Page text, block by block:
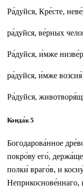
Ра́дуйся, Кре́сте,
ра́дуйся, ве́рных
Ра́дуйся, и́мже
ра́дуйся, и́мже возсия́
Ра́дуйся,
Конда́к 5
Богодарова́нное
покро́ву его́,
полки́ враго́в, и
Неприкоснове́ннаго,